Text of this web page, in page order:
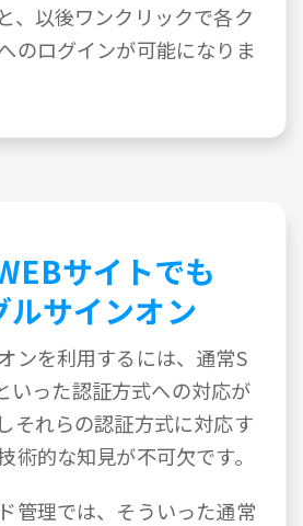
、以後ワンクリックで各ク
のログインが可能になりま
サイトでも
ルサインオン
ンを利用するには、通常S
いった認証方式への対応が
それらの認証方式に対応す
術的な知見が不可欠です。
管理では、そういった通常